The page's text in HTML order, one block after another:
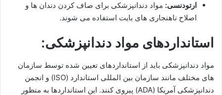
ارتودنسی: مواد دندانپزشکی برای صاف کردن دندان ها و
اصلاح ناهنجاری های بایت استفاده می شوند.
استانداردهای مواد دندانپزشکی:
مواد دندانپزشکی باید از استانداردهای تعیین شده توسط سازمان
های مختلف مانند سازمان بین المللی استاندارد (ISO) و انجمن
دندانپزشکی آمریکا (ADA) پیروی کنند. این استانداردها به منظور